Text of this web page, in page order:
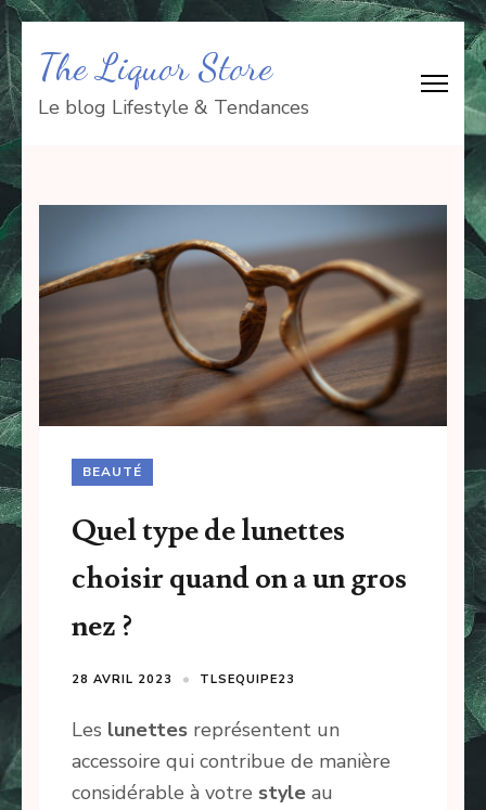
Aller
au
contenu
(Pressez
Entrée)
The Liquor Store
Le blog Lifestyle & Tendances
BEAUTÉ
Quel type de lunettes
choisir quand on a un gros
nez ?
28 AVRIL 2023 TLSEQUIPE23
Les lunettes représentent un
accessoire qui contribue de manière
considérable à votre style au